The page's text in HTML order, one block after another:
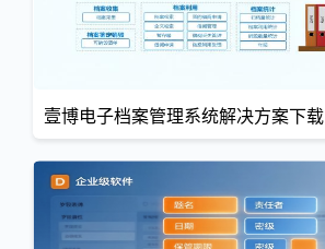
壹博电子档案管理系统解决方案下载